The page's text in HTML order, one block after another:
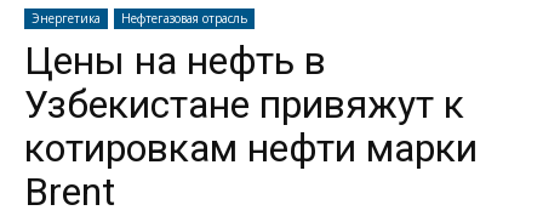
Энергетика Нефтегазовая отрасль
Цены на нефть в
Узбекистане привяжут к
котировкам нефти марки
Brent